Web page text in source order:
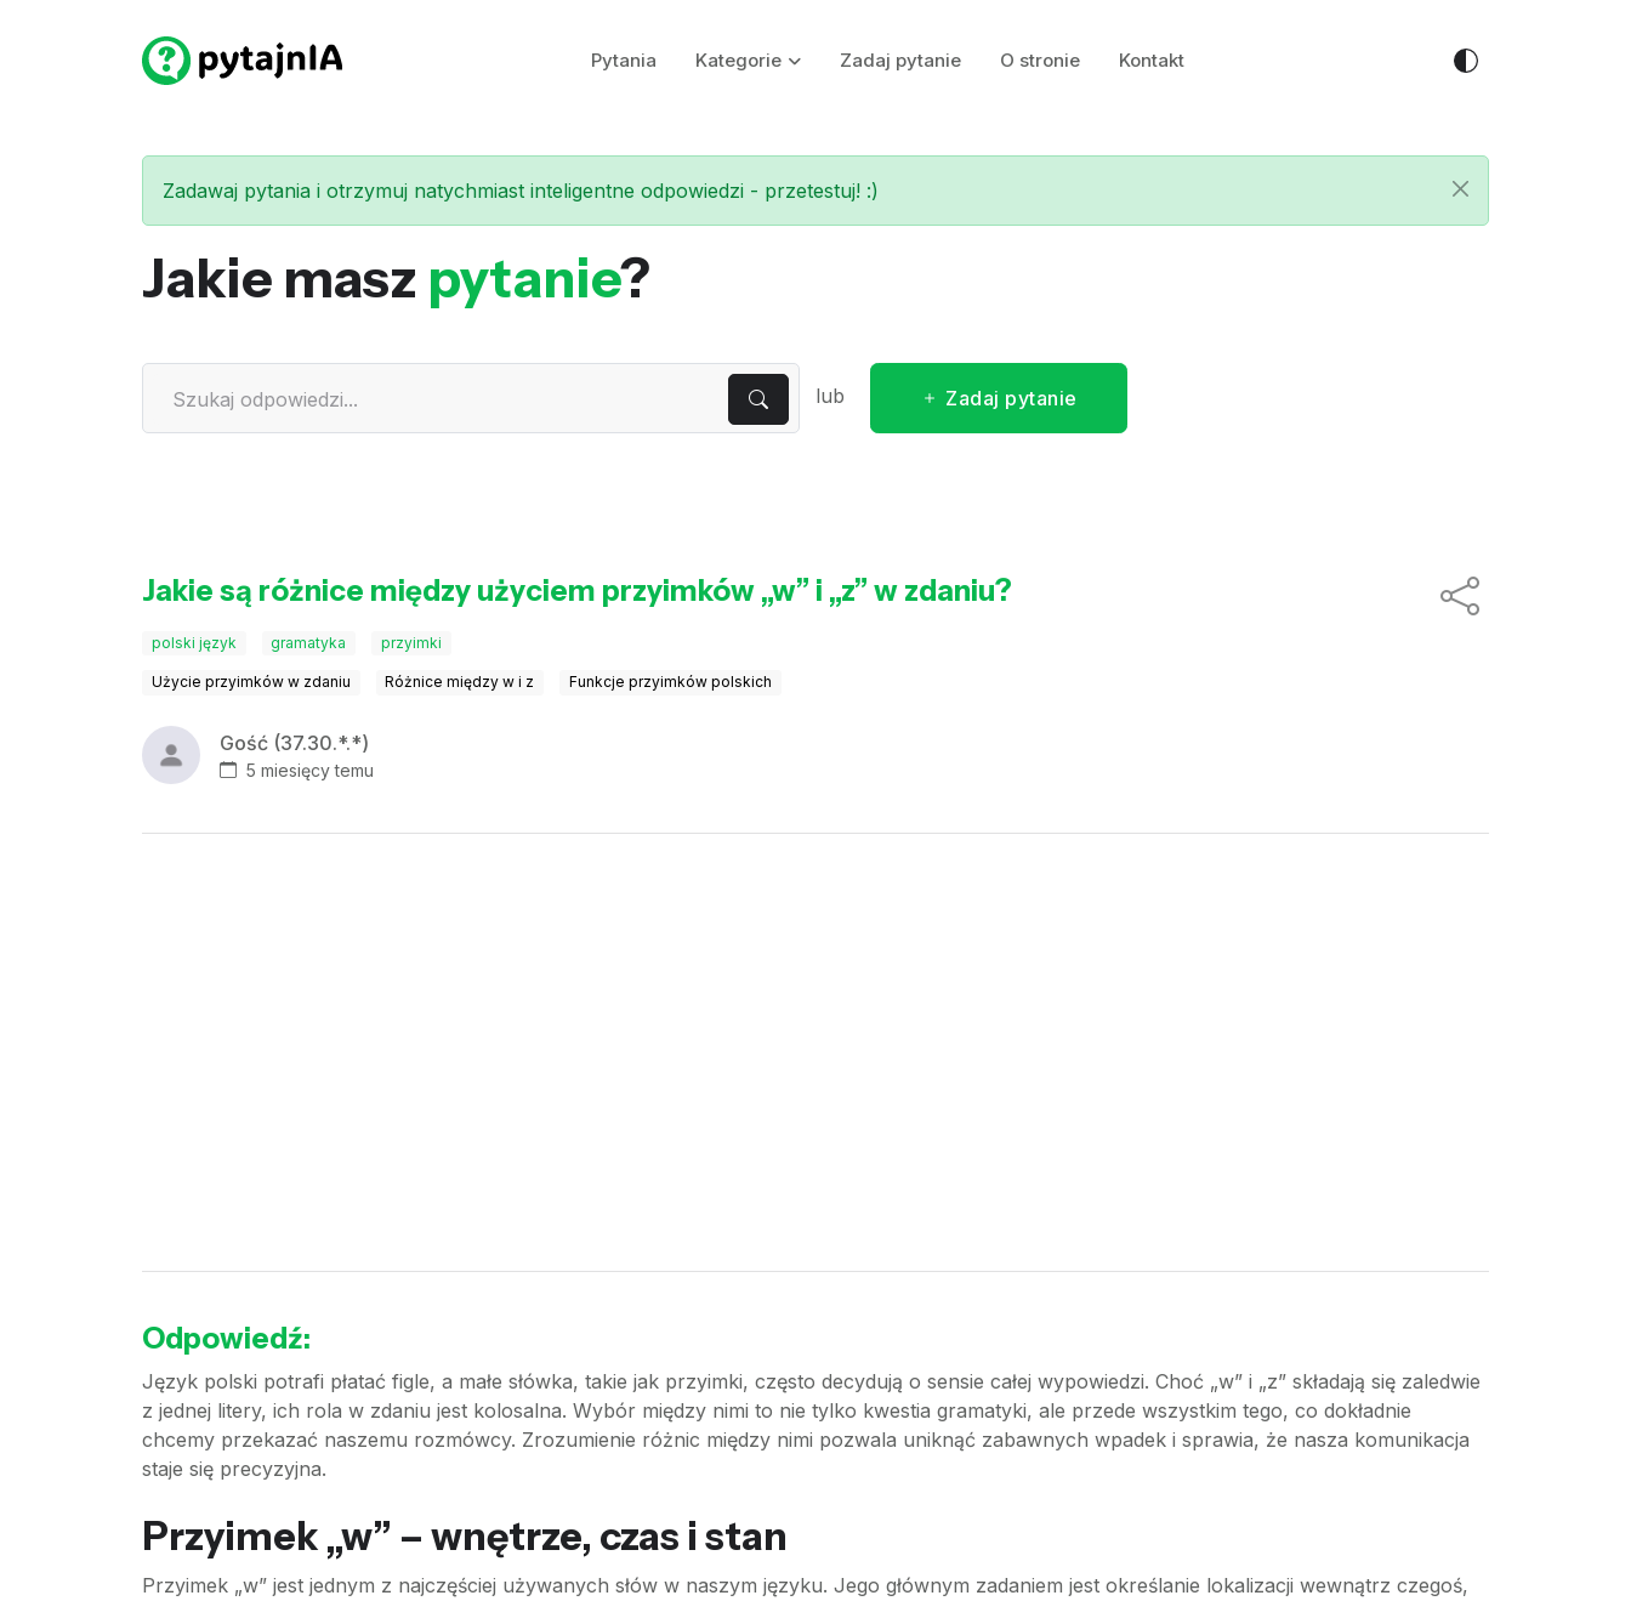
Pytania Kategorie Zadaj pytanie O stronie Kontakt
Zadawaj pytania i otrzymuj natychmiast inteligentne odpowiedzi - przetestuj! :)
Jakie masz pytanie?
lub Zadaj pytanie
Jakie są różnice między użyciem przyimków „w” i „z” w zdaniu?
polski język gramatyka przyimki
Użycie przyimków w zdaniu Różnice między w i z Funkcje przyimków polskich
Gość (37.30.*.*)
5 miesięcy temu
Odpowiedź:
Język polski potrafi płatać figle, a małe słówka, takie jak przyimki, często decydują o sensie całej wypowiedzi. Choć „w” i „z” składają się zaledwie
z jednej litery, ich rola w zdaniu jest kolosalna. Wybór między nimi to nie tylko kwestia gramatyki, ale przede wszystkim tego, co dokładnie
chcemy przekazać naszemu rozmówcy. Zrozumienie różnic między nimi pozwala uniknąć zabawnych wpadek i sprawia, że nasza komunikacja
staje się precyzyjna.
Przyimek „w” – wnętrze, czas i stan
Przyimek „w” jest jednym z najczęściej używanych słów w naszym języku. Jego głównym zadaniem jest określanie lokalizacji wewnątrz czegoś,